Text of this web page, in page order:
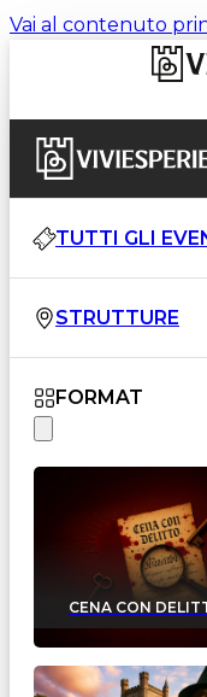
Vai al contenuto
TUTTI GLI
STRUTTURE
FORMAT
CENA CON